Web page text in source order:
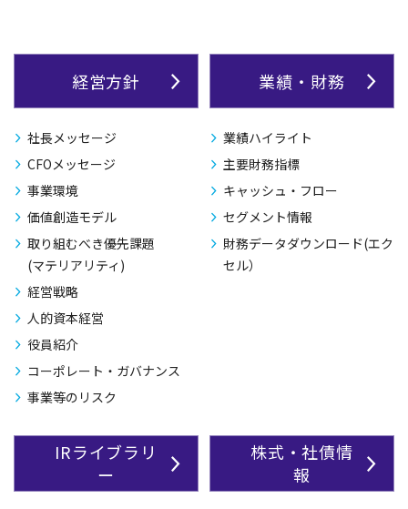
経営方針
社長メッセージ
CFOメッセージ
事業環境
価値創造モデル
取り組むべき優先課題
(マテリアリティ)
経営戦略
人的資本経営
役員紹介
コーポレート・ガバナンス
事業等のリスク
業績・財務
業績ハイライト
主要財務指標
キャッシュ・フロー
セグメント情報
財務データダウンロード(エク
セル）
IRライブラリ
ー
株式・社債情
報